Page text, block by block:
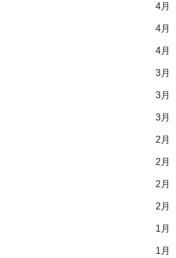
4月
4月
4月
3月
3月
3月
2月
2月
2月
2月
1月
1月